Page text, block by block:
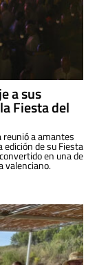
a sus
Fiesta del
reunió a amantes
edición de su Fiesta
en una de
valenciano.